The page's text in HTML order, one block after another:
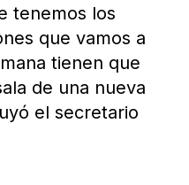
tenemos los
que vamos a
tienen que
de una nueva
el secretario